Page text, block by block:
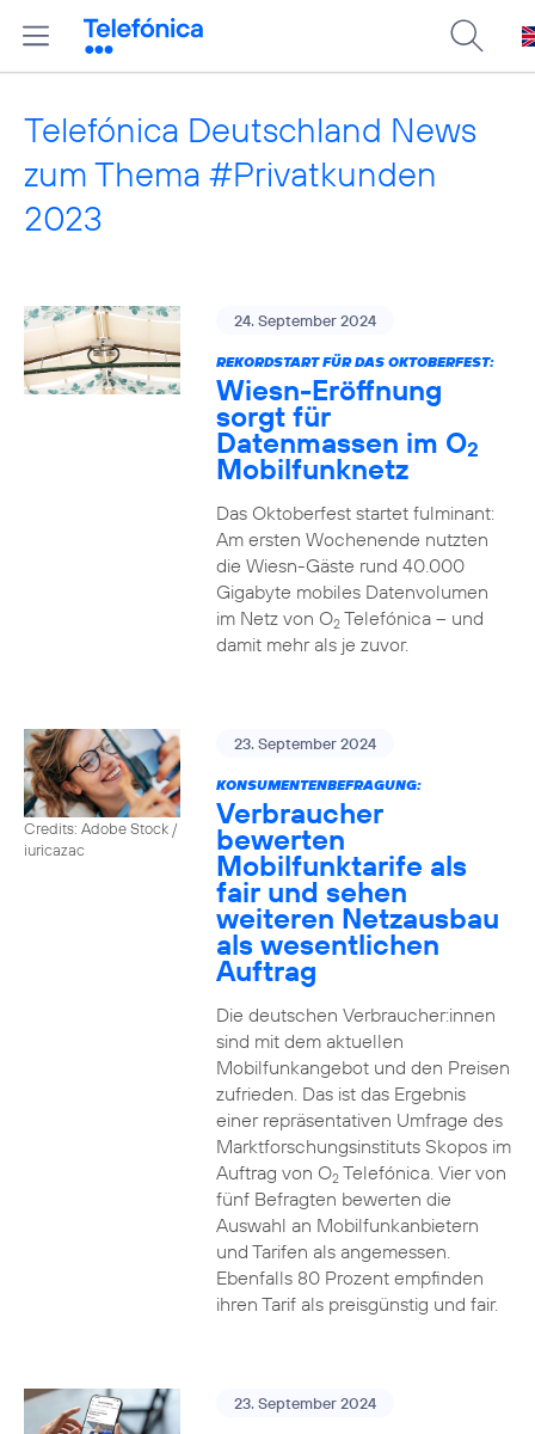
Telefónica Deutschland News
zum Thema #Privatkunden
2023
24. September 2024
REKORDSTART FÜR DAS OKTOBERFEST:
Wiesn-Eröffnung
sorgt für
Datenmassen im O2
Mobilfunknetz
Das Oktoberfest startet fulminant:
Am ersten Wochenende nutzten
die Wiesn-Gäste rund 40.000
Gigabyte mobiles Datenvolumen
im Netz von O2Telefónica – und
damit mehr als je zuvor.
Credits: Adobe Stock /
iuricazac
23. September 2024
KONSUMENTENBEFRAGUNG:
Verbraucher
bewerten
Mobilfunktarife als
fair und sehen
weiteren Netzausbau
als wesentlichen
Auftrag
Die deutschen Verbraucher:innen
sind mit dem aktuellen
Mobilfunkangebot und den Preisen
zufrieden. Das ist das Ergebnis
einer repräsentativen Umfrage des
Marktforschungsinstituts Skopos im
Auftrag von O2Telefónica. Vier von
fünf Befragten bewerten die
Auswahl an Mobilfunkanbietern
und Tarifen als angemessen.
Ebenfalls 80 Prozent empfinden
ihren Tarif als preisgünstig und fair.
23. September 2024